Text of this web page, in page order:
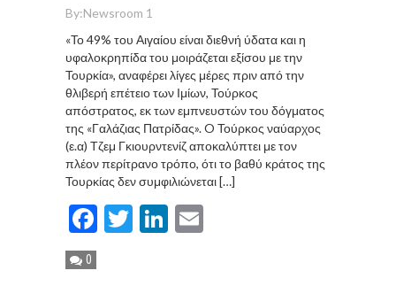
By:Newsroom 1
«Το 49% του Αιγαίου είναι διεθνή ύδατα και η
υφαλοκρηπίδα του μοιράζεται εξίσου με την
Τουρκία», αναφέρει λίγες μέρες πριν από την
θλιβερή επέτειο των Ιμίων, Τούρκος
απόστρατος, εκ των εμπνευστών του δόγματος
της «Γαλάζιας Πατρίδας». O Τούρκος ναύαρχος
(ε.α) Τζεμ Γκιουρντενίζ αποκαλύπτει με τον
πλέον περίτρανο τρόπο, ότι το βαθύ κράτος της
Τουρκίας δεν συμφιλιώνεται […]
Facebook
TwitterLinkedIn
0